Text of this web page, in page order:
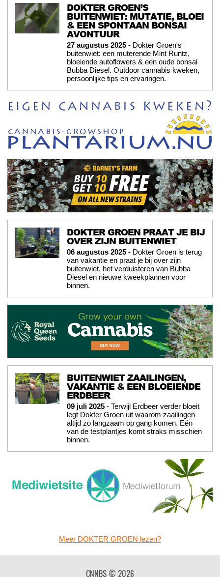
DOKTER GROEN’S
BUITENWIET: MUTATIE, BLOEI
& EEN SPONTAAN BONSAI
AVONTUUR
27 augustus 2025 - Dokter Groen's
buitenwiet: een muterende Mint Runtz,
bloeiende autoflowers & een oude bonsai
Bubba Diesel. Outdoor cannabis kweken,
persoonlijke tips en ervaringen.
DOKTER GROEN PRAAT JE BIJ
OVER ZIJN BUITENWIET
06 augustus 2025 - Dokter Groen is terug
van vakantie en praat je bij over zijn
buitenwiet, het verduisteren van Bubba
Diesel en nieuwe kweekplannen voor
binnen.
BUITENWIET ZAAILINGEN,
VAKANTIE & EEN BLOEIENDE
ERDBEER
09 juli 2025 - Terwijl Erdbeer verder bloeit
legt Dokter Groen uit waarom zaailingen
altijd zo langzaam op gang komen. Eén
van de testplantjes komt straks misschien
binnen.
Meer DOKTER GROEN lezen?
CNNBS © 2026